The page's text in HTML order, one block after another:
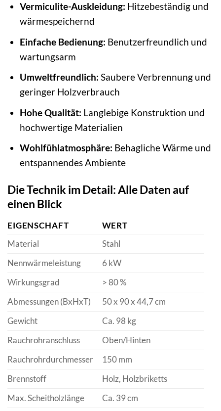
Vermiculite-Auskleidung: Hitzebeständig und
wärmespeichernd
Einfache Bedienung: Benutzerfreundlich und
wartungsarm
Umweltfreundlich: Saubere Verbrennung und
geringer Holzverbrauch
Hohe Qualität: Langlebige Konstruktion und
hochwertige Materialien
Wohlfühlatmosphäre: Behagliche Wärme und
entspannendes Ambiente
Die Technik im Detail: Alle Daten auf
einen Blick
EIGENSCHAFT
WERT
Material
Stahl
Nennwärmeleistung
6 kW
Wirkungsgrad
> 80 %
Abmessungen (BxHxT)
50 x 90 x 44,7 cm
Gewicht
Ca. 98 kg
Rauchrohranschluss
Oben/Hinten
Rauchrohrdurchmesser
150 mm
Brennstoff
Holz, Holzbriketts
Max. Scheitholzlänge
Ca. 39 cm